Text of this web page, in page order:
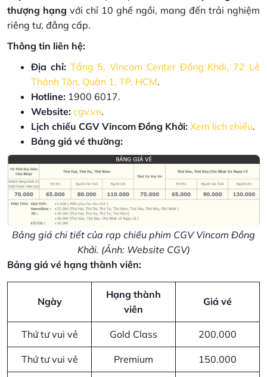
thượng hạng với chỉ 10 ghế ngồi, mang đến trải nghiệm
riêng tư, đẳng cấp.
Thông tin liên hệ:
Địa chỉ: Tầng 5, Vincom Center Đồng Khởi, 72 Lê
Thánh Tôn, Quận 1, TP. HCM.
Hotline: 1900 6017.
Website: cgv.vn.
Lịch chiếu CGV Vincom Đồng Khởi: Xem lịch chiếu.
Bảng giá vé thường:
Bảng giá chi tiết của rạp chiếu phim CGV Vincom Đồng
Khởi. (Ảnh: Website CGV)
Bảng giá vé hạng thành viên:
Ngày
Hạng thành
viên
Giá vé
Thứ tư vui vẻ Gold Class 200.000
Thứ tư vui vẻ Premium 150.000